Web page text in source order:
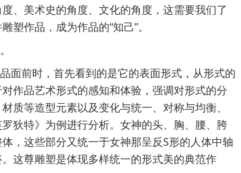
、美术史的角度、文化的角度，这需要我们了
作品，成为作品的“知己”。
面前时，首先看到的是它的表面形式，从形式的
作品艺术形式的感知和体验，强调对形式的分
质等造型元素以及变化与统一、对称与均衡、
狄特》为例进行分析。女神的头、胸、腰、胯
，这些部分又统一于女神那呈反S形的人体中轴
这尊雕塑是体现多样统一的形式美的典范作